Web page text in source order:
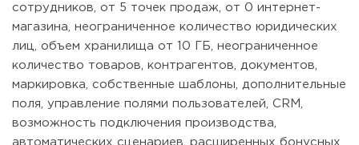
сотрудников, от 5 точек продаж, от 0 интернет-
магазина, неограниченное количество юридических
лиц, объем хранилища от 10 ГБ, неограниченное
количество товаров, контрагентов, документов,
маркировка, собственные шаблоны, дополнительные
поля, управление полями пользователей, CRM,
возможность подключения производства,
автоматических сценариев, расширенных бонусных